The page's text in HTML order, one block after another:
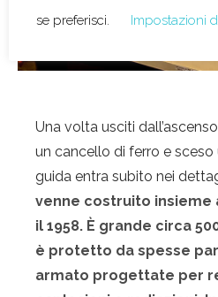
Una volta usciti
un cancello di ferro e sceso
guida entra subito nei
venne costruito insieme
il 1958. È grande circa
è protetto da spesse
armato progettate per